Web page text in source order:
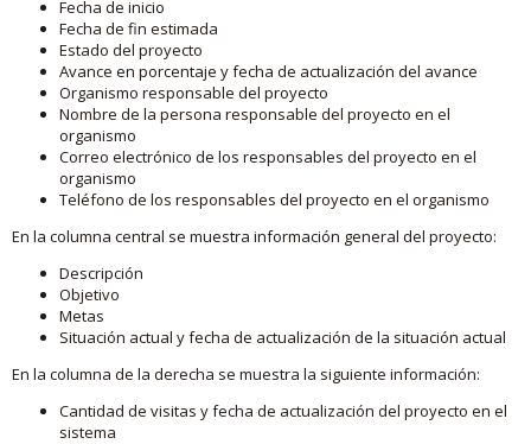
Fecha de inicio
Fecha de fin estimada
Estado del proyecto
Avance en porcentaje y fecha de actualización del avance
Organismo responsable del proyecto
Nombre de la persona responsable del proyecto en el
organismo
Correo electrónico de los responsables del proyecto en el
organismo
Teléfono de los responsables del proyecto en el organismo
En la columna central se muestra información general del proyecto:
Descripción
Objetivo
Metas
Situación actual y fecha de actualización de la situación actual
En la columna de la derecha se muestra la siguiente información:
Cantidad de visitas y fecha de actualización del proyecto en el
sistema